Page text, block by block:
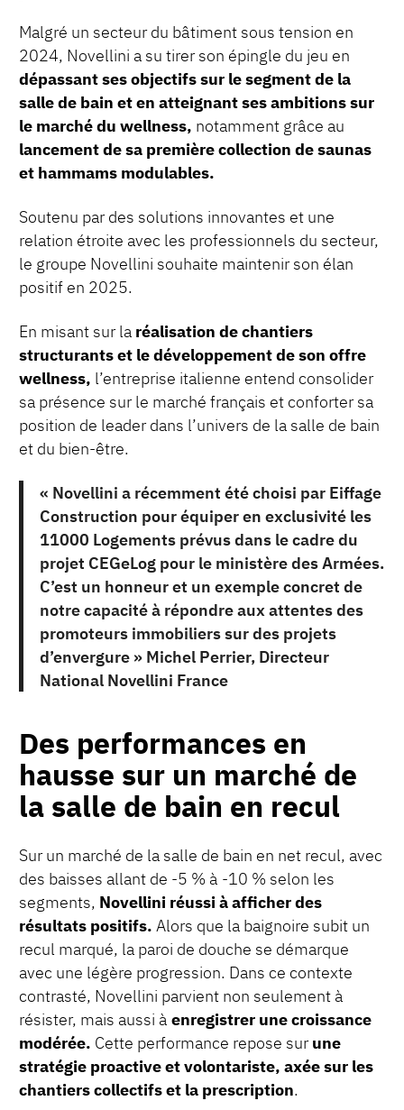
Malgré un secteur du bâtiment sous tension en
2024, Novellini a su tirer son épingle du jeu en
dépassant ses objectifs sur le segment de la
salle de bain et en atteignant ses ambitions sur
le marché du wellness, notamment grâce au
lancement de sa première collection de saunas
et hammams modulables.
Soutenu par des solutions innovantes et une
relation étroite avec les professionnels du secteur,
le groupe Novellini souhaite maintenir son élan
positif en 2025.
En misant sur la réalisation de chantiers
structurants et le développement de son offre
wellness, l’entreprise italienne entend consolider
sa présence sur le marché français et conforter sa
position de leader dans l’univers de la salle de bain
et du bien-être.
« Novellini a récemment été choisi par Eiffage
Construction pour équiper en exclusivité les
11000 Logements prévus dans le cadre du
projet CEGeLog pour le ministère des Armées.
C’est un honneur et un exemple concret de
notre capacité à répondre aux attentes des
promoteurs immobiliers sur des projets
d’envergure » Michel Perrier, Directeur
National Novellini France
Des performances en
hausse sur un marché de
la salle de bain en recul
Sur un marché de la salle de bain en net recul, avec
des baisses allant de -5 % à -10 % selon les
segments, Novellini réussi à afficher des
résultats positifs. Alors que la baignoire subit un
recul marqué, la paroi de douche se démarque
avec une légère progression. Dans ce contexte
contrasté, Novellini parvient non seulement à
résister, mais aussi à enregistrer une croissance
modérée. Cette performance repose surune
stratégie proactive et volontariste, axée sur les
chantiers collectifs et la prescription.